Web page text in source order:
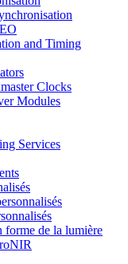
and Timing
Clocks
Modules
Services
forme de la lumière